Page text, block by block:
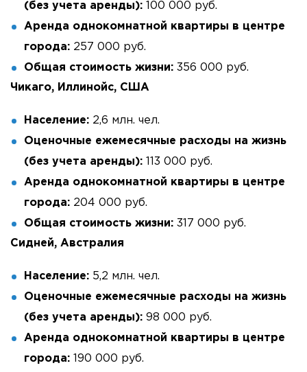
(без учета аренды): 100 000 руб.
Аренда однокомнатной квартиры в центре
города: 257 000 руб.
Общая стоимость жизни: 356 000 руб.
Чикаго, Иллинойс, США
Население: 2,6 млн. чел.
Оценочные ежемесячные расходы на жизнь
(без учета аренды): 113 000 руб.
Аренда однокомнатной квартиры в центре
города: 204 000 руб.
Общая стоимость жизни: 317 000 руб.
Сидней, Австралия
Население: 5,2 млн. чел.
Оценочные ежемесячные расходы на жизнь
(без учета аренды): 98 000 руб.
Аренда однокомнатной квартиры в центре
города: 190 000 руб.